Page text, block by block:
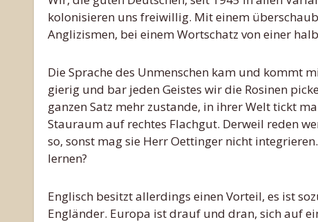
kolonisieren uns freiwillig. Mit einem
Anglizismen, bei einem Wortschatz von einer
Die Sprache des Unmenschen kam und kommt
gierig und bar jeden Geistes wir die Rosinen
ganzen Satz mehr zustande, in ihrer Welt tickt
Stauraum auf rechtes Flachgut. Derweil reden
so, sonst mag sie Herr Oettinger nicht
lernen?
Englisch besitzt allerdings einen Vorteil, es ist
Engländer. Europa ist drauf und dran, sich auf